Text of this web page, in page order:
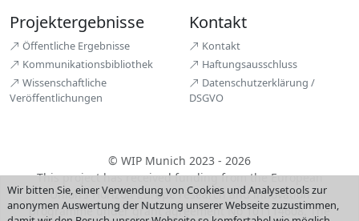
Projektergebnisse
Öffentliche Ergebnisse
Kommunikationsbibliothek
Wissenschaftliche
Veröffentlichungen
Kontakt
Kontakt
Haftungsausschluss
Datenschutzerklärung /
DSGVO
© WIP Munich 2023 - 2026
This project has received funding from the European
Union’s Horizon Europe research and innovation
programme under grant agreement No 101114608. The
Wir bitten Sie, einer Verwendung von Cookies und Analysetools zur
anonymen Auswertung der Nutzung unserer Webseite zuzustimmen,